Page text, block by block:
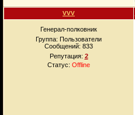
VVV
Генерал-полковник
Группа: Пользователи
Сообщений: 833
Репутация: 2
Статус: Offline